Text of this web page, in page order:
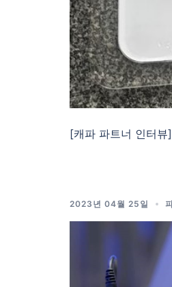
[캐파 파트너 인터뷰
2023년 04월 25일